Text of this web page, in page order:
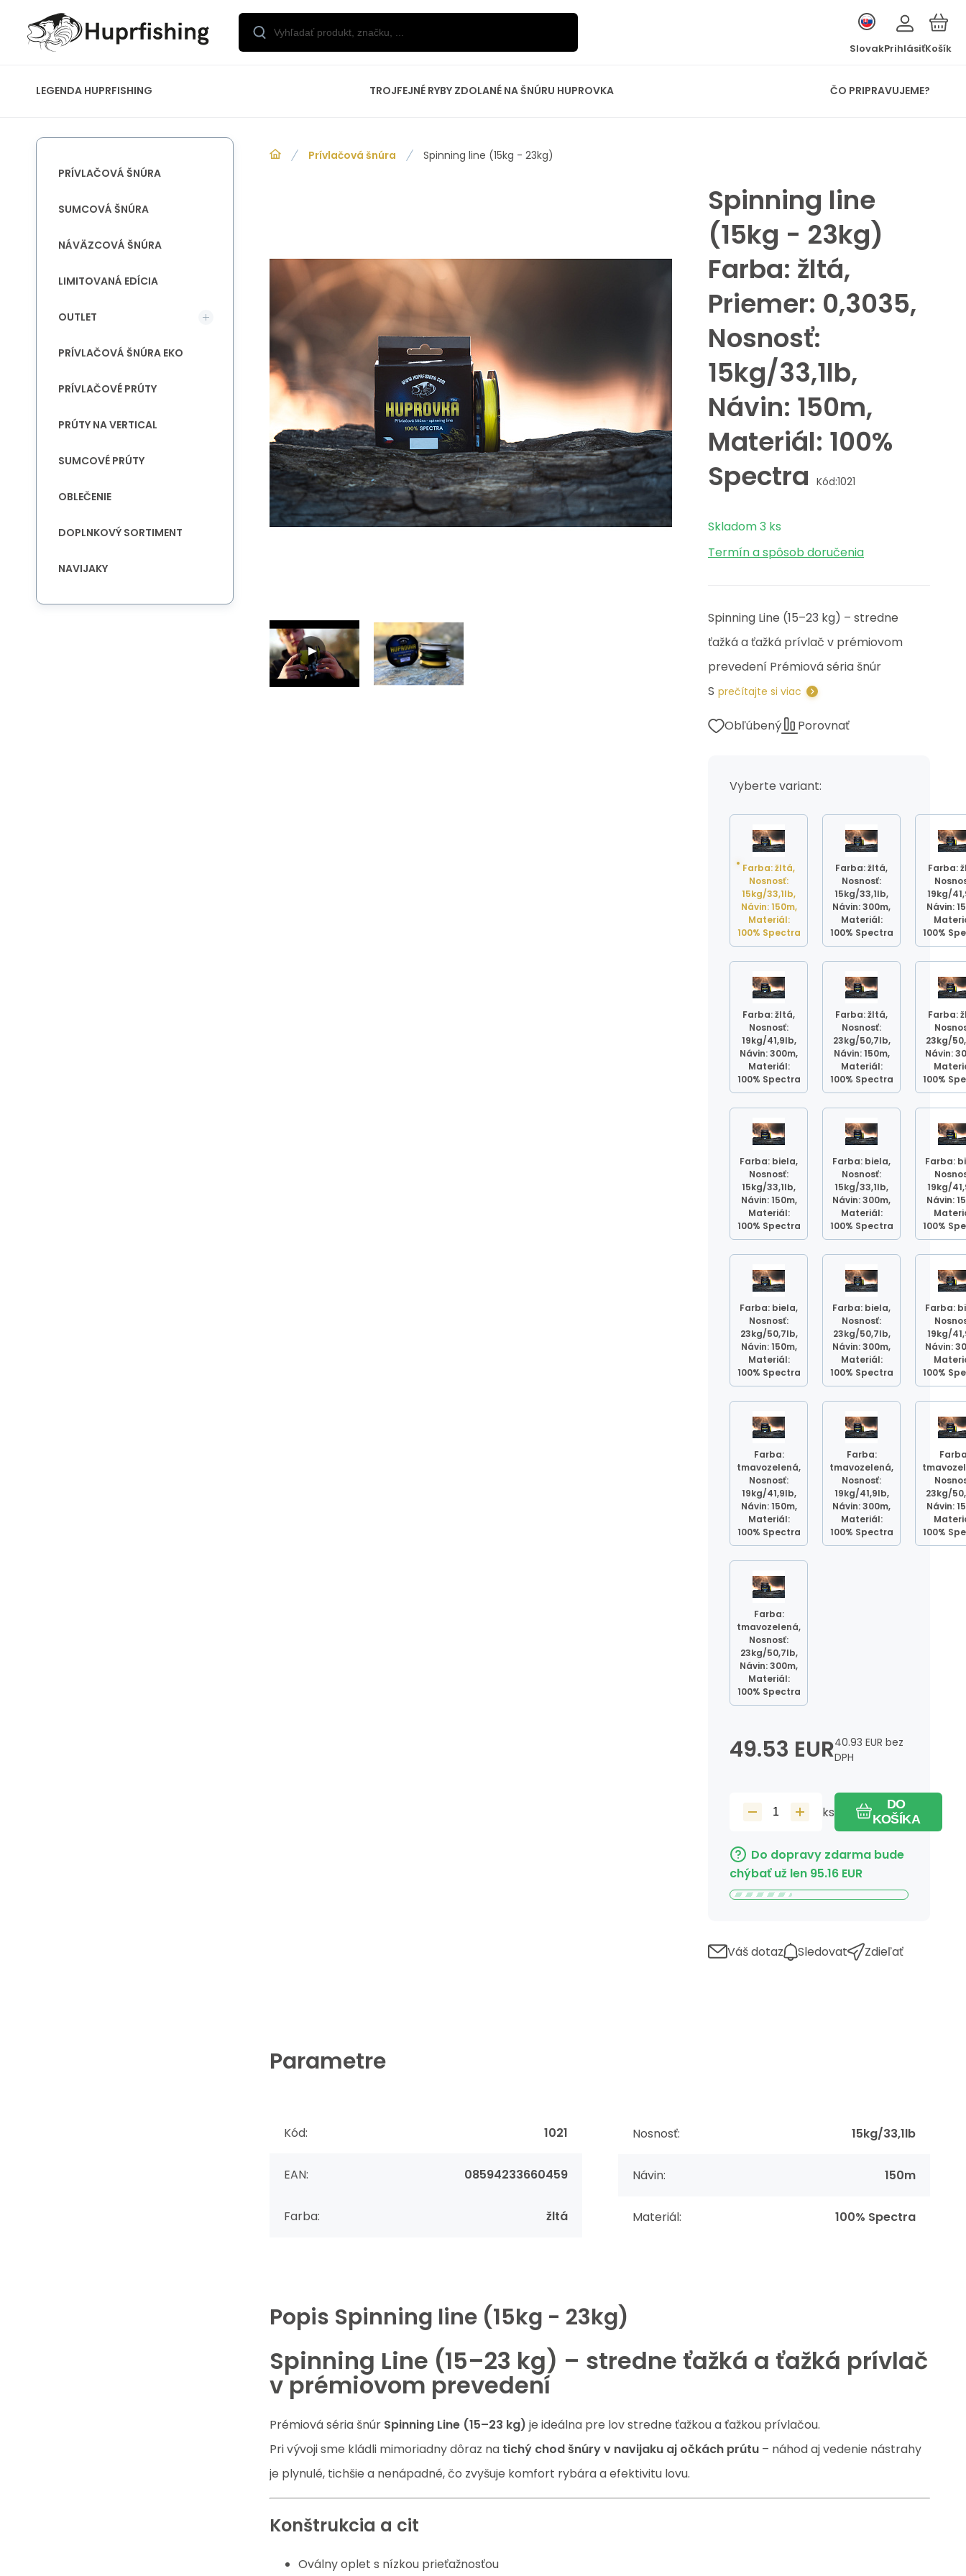
SlovakPrihlásiťKošík
LEGENDA HUPRFISHING TROJFEJNÉ RYBY ZDOLANÉ NA ŠNÚRU HUPROVKA ČO PRIPRAVUJEME?
Prívlačová šnúra Spinning line (15kg - 23kg)
Spinning line
(15kg - 23kg)
Farba: žltá,
Priemer: 0,3035,
Nosnosť:
15kg/33,1lb,
Návin: 150m,
Materiál: 100%
Spectra Kód:1021
Skladom3 ks
Termín a spôsob doručenia
Spinning Line (15–23 kg) – stredne
ťažká a ťažká prívlač v prémiovom
prevedení Prémiová séria šnúr
S prečítajte si viac
Obľúbený Porovnať
Vyberte variant:
Farba: žltá,
Nosnosť:
15kg/33,1lb,
Návin: 150m,
Materiál:
100% Spectra
Farba: žltá,
Nosnosť:
15kg/33,1lb,
Návin: 300m,
Materiál:
100% Spectra
Farba:
19kg/
Návin:
100%
Farba: žltá,
Nosnosť:
19kg/41,9lb,
Návin: 300m,
Materiál:
100% Spectra
Farba: žltá,
Nosnosť:
23kg/50,7lb,
Návin: 150m,
Materiál:
100% Spectra
Farba:
23kg/
Návin:
100%
Farba: biela,
Nosnosť:
15kg/33,1lb,
Návin: 150m,
Materiál:
100% Spectra
Farba: biela,
Nosnosť:
15kg/33,1lb,
Návin: 300m,
Materiál:
100% Spectra
Farba:
19kg/
Návin:
100%
Farba: biela,
Nosnosť:
23kg/50,7lb,
Návin: 150m,
Materiál:
100% Spectra
Farba: biela,
Nosnosť:
23kg/50,7lb,
Návin: 300m,
Materiál:
100% Spectra
Farba:
19kg/
Návin:
100%
Farba:
tmavozelená,
Nosnosť:
19kg/41,9lb,
Návin: 150m,
Materiál:
100% Spectra
Farba:
tmavozelená,
Nosnosť:
19kg/41,9lb,
Návin: 300m,
Materiál:
100% Spectra
23kg/
Návin:
100%
Farba:
tmavozelená,
Nosnosť:
23kg/50,7lb,
Návin: 300m,
Materiál:
100% Spectra
49.53 EUR40.93 EUR bez
DPH
ks
DO
KOŠÍKA
Do dopravy zdarma bude
chýbať už len 95.16 EUR
Váš dotaz Sledovat Zdieľať
Parametre
Kód: 1021
EAN: 08594233660459
Farba: žltá
Nosnosť: 15kg/33,1lb
Návin: 150m
Materiál: 100% Spectra
Popis Spinning line (15kg - 23kg)
Spinning Line (15–23 kg) – stredne ťažká a ťažká prívlač
v prémiovom prevedení
Prémiová séria šnúr Spinning Line (15–23 kg) je ideálna pre lov stredne ťažkou a ťažkou prívlačou.
Pri vývoji sme kládli mimoriadny dôraz na tichý chod šnúry v navijaku aj očkách prútu – náhod aj vedenie nástrahy
je plynulé, tichšie a nenápadné, čo zvyšuje komfort rybára a efektivitu lovu.
Konštrukcia a cit
Oválny oplet s nízkou prieťažnosťou
PRÍVLAČOVÁ ŠNÚRA
SUMCOVÁ ŠNÚRA
NÁVÄZCOVÁ ŠNÚRA
LIMITOVANÁ EDÍCIA
OUTLET
PRÍVLAČOVÁ ŠNÚRA EKO
PRÍVLAČOVÉ PRÚTY
PRÚTY NA VERTICAL
SUMCOVÉ PRÚTY
OBLEČENIE
DOPLNKOVÝ SORTIMENT
NAVIJAKY